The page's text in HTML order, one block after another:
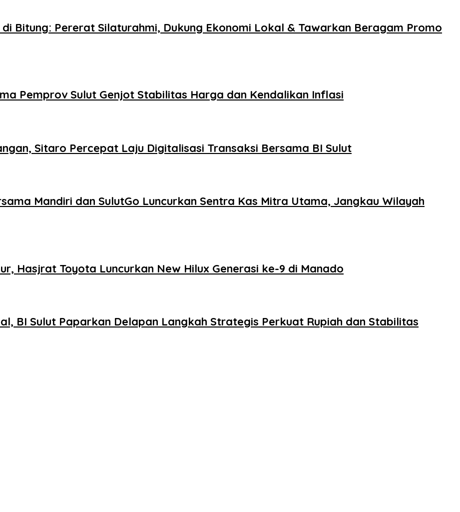
di Bitung: Pererat Silaturahmi, Dukung Ekonomi Lokal & Tawarkan Beragam Promo
Pemprov Sulut Genjot Stabilitas Harga dan Kendalikan Inflasi
Sitaro Percepat Laju Digitalisasi Transaksi Bersama BI Sulut
Mandiri dan SulutGo Luncurkan Sentra Kas Mitra Utama, Jangkau Wilayah
Hasjrat Toyota Luncurkan New Hilux Generasi ke-9 di Manado
BI Sulut Paparkan Delapan Langkah Strategis Perkuat Rupiah dan Stabilitas